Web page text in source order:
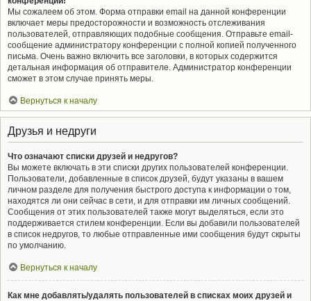
Мы сожалеем об этом. Форма отправки email на данной конференции
включает меры предосторожности и возможность отслеживания
пользователей, отправляющих подобные сообщения. Отправьте email-
сообщение администратору конференции с полной копией полученного
письма. Очень важно включить все заголовки, в которых содержится
детальная информация об отправителе. Администратор конференции
сможет в этом случае принять меры.
Вернуться к началу
Друзья и недруги
Что означают списки друзей и недругов?
Вы можете включать в эти списки других пользователей конференции.
Пользователи, добавленные в список друзей, будут указаны в вашем
личном разделе для получения быстрого доступа к информации о том,
находятся ли они сейчас в сети, и для отправки им личных сообщений.
Сообщения от этих пользователей также могут выделяться, если это
поддерживается стилем конференции. Если вы добавили пользователей
в список недругов, то любые отправленные ими сообщения будут скрыты
по умолчанию.
Вернуться к началу
Как мне добавлять/удалять пользователей в списках моих друзей и